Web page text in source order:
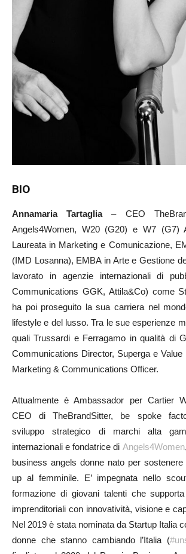
BIO
Annamaria Tartaglia– CEO
Angels4Women, W20 (G20) e W7 (G7)
Laureata in Marketing e Comunicazione,
(IMD Losanna), EMBA in Arte e Gestione
lavorato in agenzie internazionali di
Communications GGK, Attila&Co) come
ha poi proseguito la sua carriera nel
lifestyle e del lusso. Tra le sue esperienze
quali Trussardi e Ferragamo in qualità di
Communications Director, Superga e
Marketing & Communications Officer.
Attualmente è Ambassador per Cartier
CEO di TheBrandSitter, be spoke
sviluppo strategico di marchi alta
internazionali e fondatrice di Angels4Women
business angels donne nato per
up al femminile. E’ impegnata nello
formazione di giovani talenti che
imprenditoriali con innovatività, visione e
Nel 2019 è stata nominata da Startup Italia
donne che stanno cambiando l’Italia (